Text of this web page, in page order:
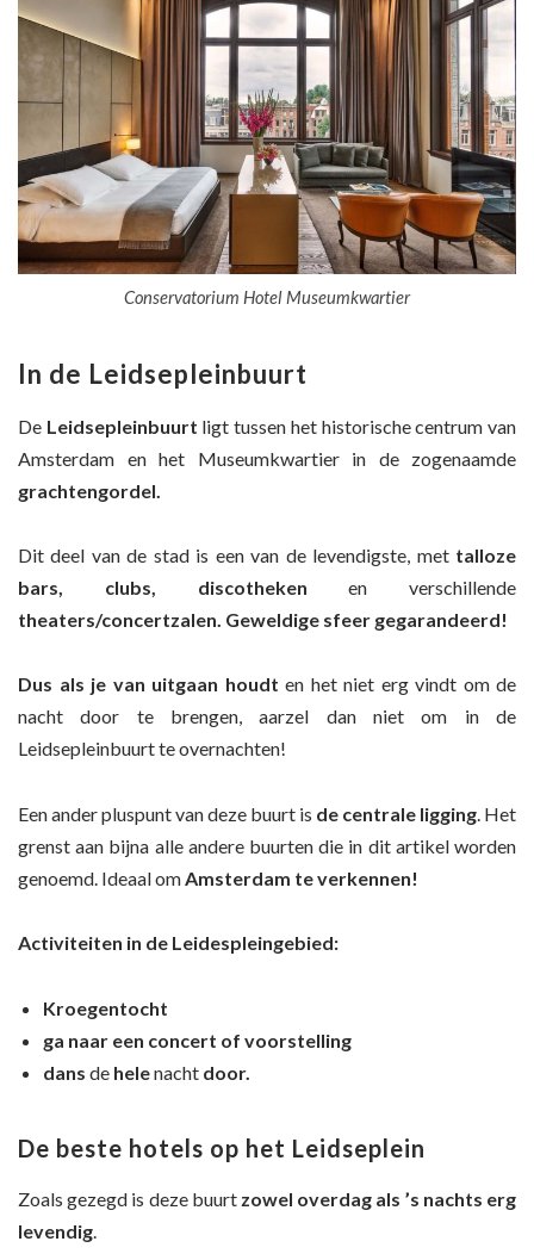
Conservatorium Hotel Museumkwartier
In de Leidsepleinbuurt
De Leidsepleinbuurt ligt tussen het historische centrum van
Amsterdam en het Museumkwartier in de zogenaamde
grachtengordel.
Dit deel van de stad is een van de levendigste, met talloze
bars, clubs, discotheken en verschillende
theaters/concertzalen. Geweldige sfeer gegarandeerd!
Dus als je van uitgaan houdt en het niet erg vindt om de
nacht door te brengen, aarzel dan niet om in de
Leidsepleinbuurt te overnachten!
Een ander pluspunt van deze buurt is de centrale ligging . Het
grenst aan bijna alle andere buurten die in dit artikel worden
genoemd. Ideaal om Amsterdam te verkennen!
Activiteiten in de Leidespleingebied:
Kroegentocht
ga naar een concert of voorstelling
dans de helenacht door.
De beste hotels op het Leidseplein
Zoals gezegd is deze buurt zowel overdag als ’s nachts erg
levendig